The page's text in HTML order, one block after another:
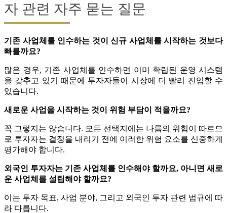
자 관련 자주 묻는 질문
기존 사업체를 인수하는 것이 신규 사업체를 시작하는 것보다
빠를까요?
많은 경우, 기존 사업체를 인수하면 이미 확립된 운영 시스템
을 갖추고 있기 때문에 투자자들이 시장에 더 빨리 진입할 수
있습니다.
새로운 사업을 시작하는 것이 위험 부담이 적을까요?
꼭 그렇지는 않습니다. 모든 선택지에는 나름의 위험이 따르므
로 투자자는 결정을 내리기 전에 이러한 위험 요소를 신중하게
평가해야 합니다.
외국인 투자자는 기존 사업체를 인수해야 할까요, 아니면 새로
운 사업체를 설립해야 할까요?
이는 투자 목표, 사업 분야, 그리고 외국인 투자 관련 법규에 따
라 다릅니다.